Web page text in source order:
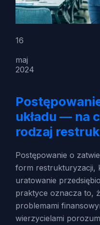
16
maj
2024
układu — na
rodzaj
Postępowanie o
form restrukturyzacji,
uratowanie
praktyce oznacza to,
problemami
wierzycielami